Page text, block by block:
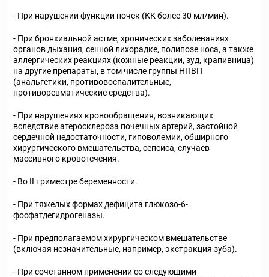
- При нарушении функции почек (КК более 30 мл/мин).
- При бронхиальной астме, хронических заболеваниях
органов дыхания, сенной лихорадке, полипозе носа, а также
аллергических реакциях (кожные реакции, зуд, крапивница)
на другие препараты, в том числе группы НПВП
(анальгетики, противовоспалительные,
противоревматические средства).
- При нарушениях кровообращения, возникающих
вследствие атеросклероза почечных артерий, застойной
сердечной недостаточности, гиповолемии, обширного
хирургического вмешательства, сепсиса, случаев
массивного кровотечения.
- Во II триместре беременности.
- При тяжелых формах дефицита глюкозо-6-
фосфатдегидрогеназы.
- При предполагаемом хирургическом вмешательстве
(включая незначительные, например, экстракция зуба).
- При сочетанном применении со следующими